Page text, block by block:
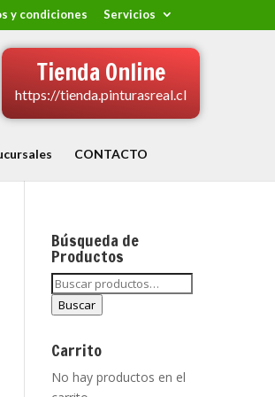
y condiciones Servicios
Tienda Online
https://tienda.pinturasreal.cl
CONTACTO
Búsqueda de
Productos
Buscar
por:
Buscar
Carrito
No hay productos en el